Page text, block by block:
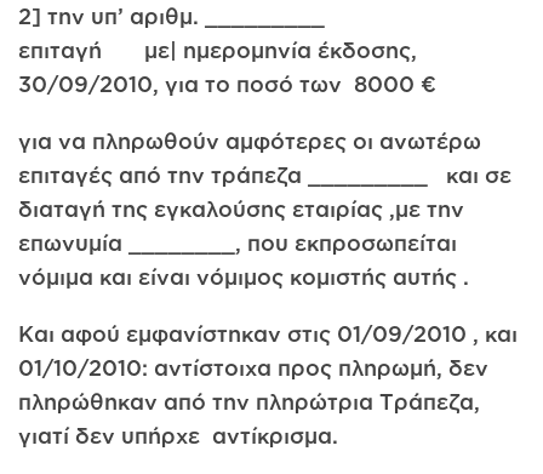
2] την υπ’ αριθμ. _________
επιταγή με| ημερομηνία έκδοσης,
30/09/2010, για το ποσό των 8000 €
για να πληρωθούν αμφότερες οι ανωτέρω
επιταγές από την τράπεζα _________ και σε
διαταγή της εγκαλούσης εταιρίας ,με την
επωνυμία ________, που εκπροσωπείται
νόμιμα και είναι νόμιμος κομιστής αυτής .
Και αφού εμφανίστηκαν στις 01/09/2010 , και
01/10/2010: αντίστοιχα προς πληρωμή, δεν
πληρώθηκαν από την πληρώτρια Τράπεζα,
γιατί δεν υπήρχε αντίκρισμα.